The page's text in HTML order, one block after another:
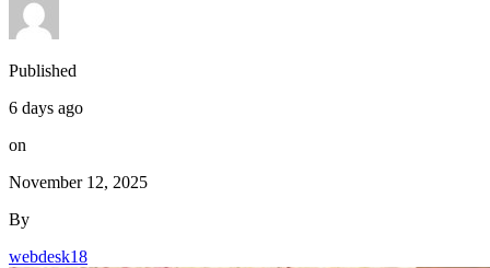
Published
6 days ago
on
November 12, 2025
By
webdesk18